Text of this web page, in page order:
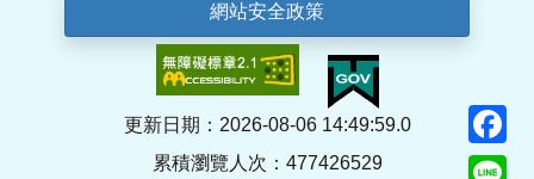
網站安全政策
更新日期：2026-08-06 14:49:59.0
累積瀏覽人次：477426529